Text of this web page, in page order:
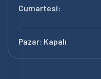
Cumartesi:
Pazar: Kapalı